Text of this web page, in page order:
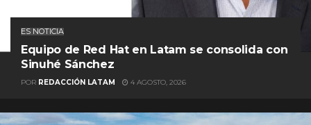
ES NOTICIA
Equipo de Red Hat en Latam se consolida con
Sinuhé Sánchez
POR REDACCIÓN LATAM 4 AGOSTO, 2026